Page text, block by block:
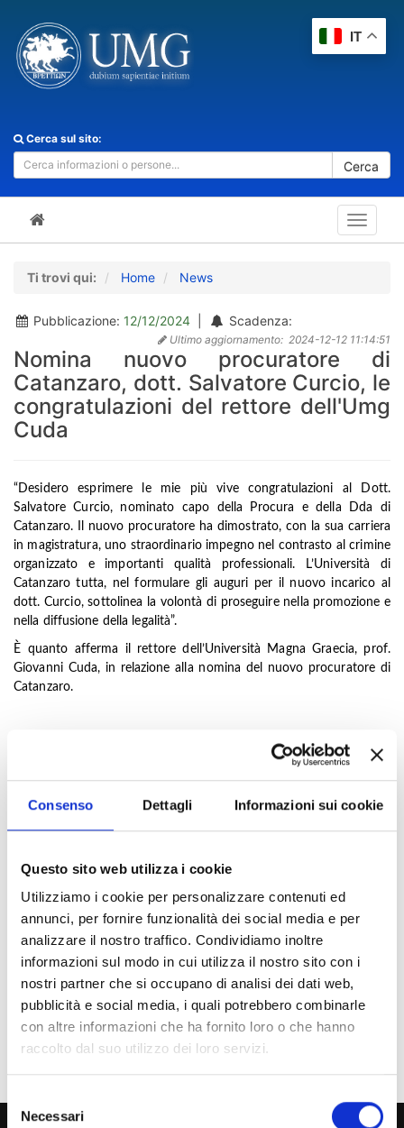
Consenso Dettagli Informazioni sui cookie
Questo sito web utilizza i cookie
Utilizziamo i cookie per personalizzare contenuti ed
annunci, per fornire funzionalità dei social media e per
analizzare il nostro traffico. Condividiamo inoltre
informazioni sul modo in cui utilizza il nostro sito con i
nostri partner che si occupano di analisi dei dati web,
pubblicità e social media, i quali potrebbero combinarle
con altre informazioni che ha fornito loro o che hanno
raccolto dal suo utilizzo dei loro servizi.
delNecessari
Cerca sul sito:
Cerca
Toggle
Ti trovi qui: Home News
Pubblicazione: 12/12/2024 Scadenza:
Ultimo aggiornamento: 2024-12-12 11:14:51
Nomina nuovo procuratore di
Catanzaro, dott. Salvatore Curcio, le
congratulazioni del rettore dell'Umg
Cuda
“Desidero esprimere le mie più vive congratulazioni al Dott.
Salvatore Curcio, nominato capo della Procura e della Dda di
Catanzaro. Il nuovo procuratore ha dimostrato, con la sua carriera
in magistratura, uno straordinario impegno nel contrasto al crimine
organizzato e importanti qualità professionali. L’Università di
Catanzaro tutta, nel formulare gli auguri per il nuovo incarico al
dott. Curcio, sottolinea la volontà di proseguire nella promozione e
nella diffusione della legalità”.
È quanto afferma il rettore dell’Università Magna Graecia, prof.
Giovanni Cuda, in relazione alla nomina del nuovo procuratore di
Catanzaro.
Futuro Studente
Studente Iscritto
Studente Internazionale
Personale
Ente o Impresa
IT